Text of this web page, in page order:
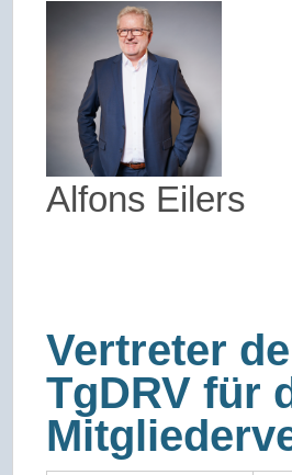
Alfons Eilers
Vertreter
TgDRV für